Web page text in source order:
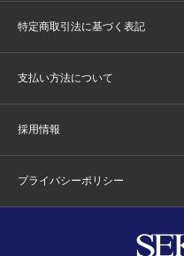
特定商取引法に基づく表記
支払い方法について
採用情報
プライバシーポリシー